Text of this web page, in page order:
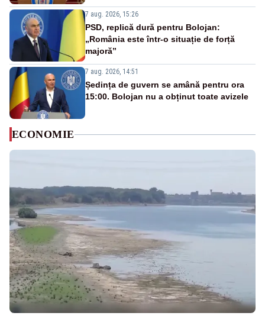
7 aug. 2026, 15:26
PSD, replică dură pentru Bolojan:
„România este într-o situație de forță
majoră”
7 aug. 2026, 14:51
Ședința de guvern se amână pentru ora
15:00. Bolojan nu a obținut toate avizele
ECONOMIE